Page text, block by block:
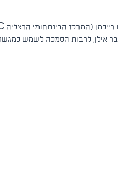
אילן, לרבות הסמכה לשמש כמגשר.